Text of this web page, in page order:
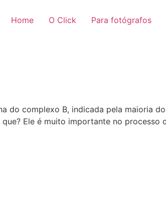
Home O Click Para fotógrafos
complexo B, indicada pela maioria
Ele é muito importante no processo